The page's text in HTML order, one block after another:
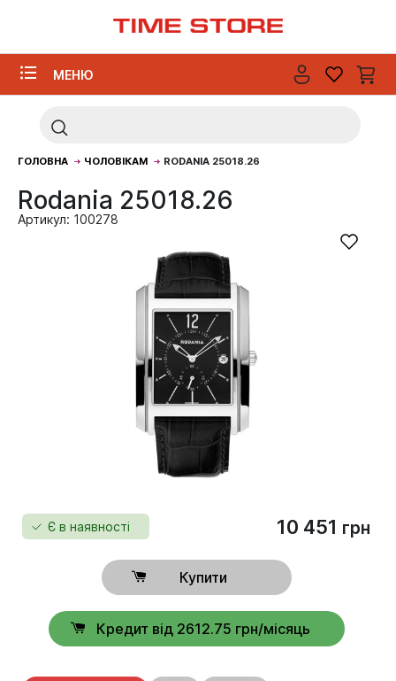
МЕНЮ
ГОЛОВНА ЧОЛОВІКАМ RODANIA 25018.26
Rodania 25018.26
Артикул: 100278
Є в наявності 10 451 грн
Купити
Кредит від 2612.75 грн/місяць